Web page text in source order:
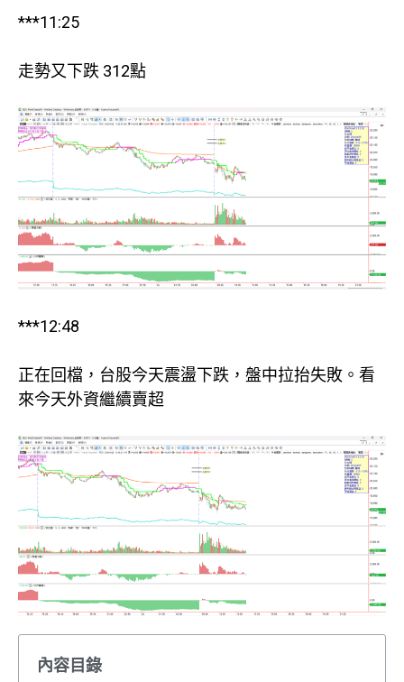
***11:25
走勢又下跌 312點
***12:48
正在回檔，台股今天震盪下跌，盤中拉抬失敗。看
來今天外資繼續賣超
內容目錄